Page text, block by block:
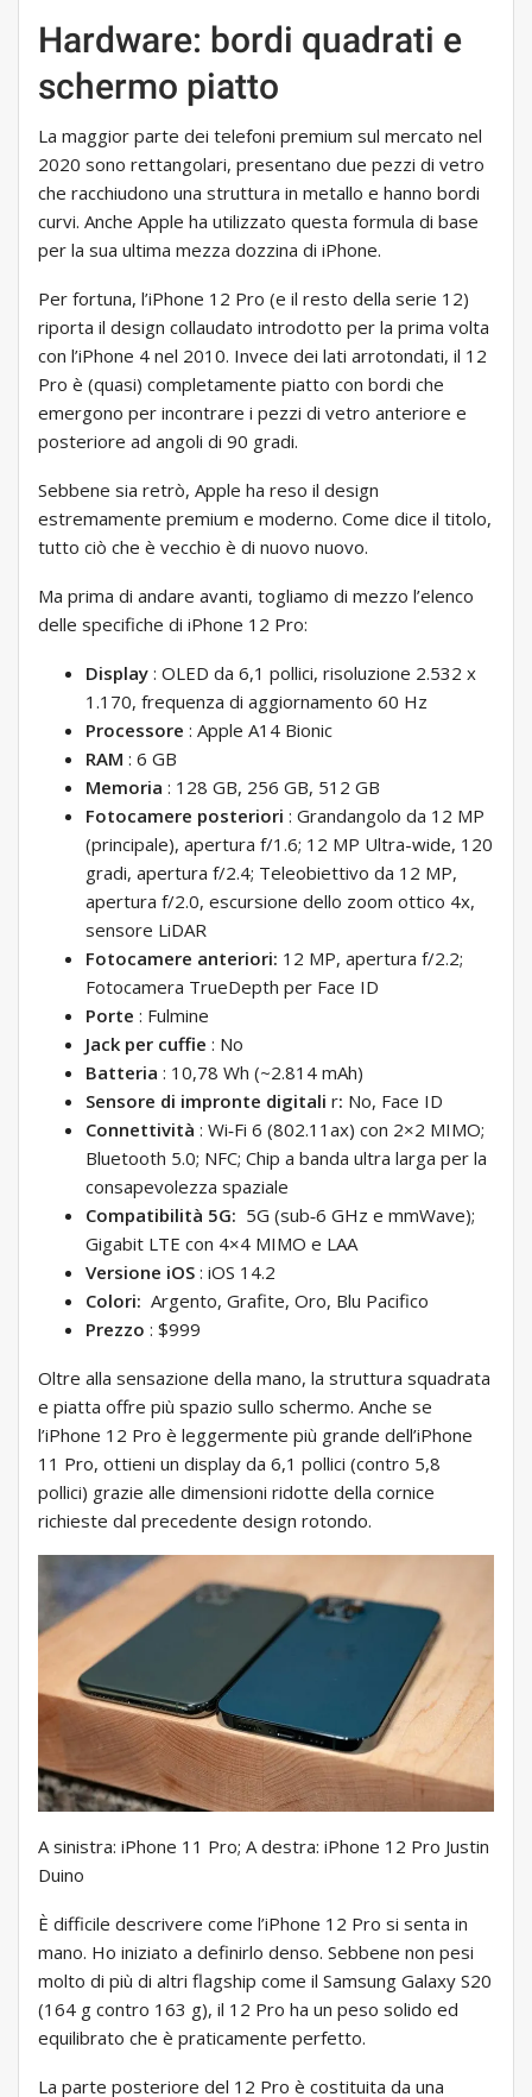
Hardware: bordi quadrati e
schermo piatto
La maggior parte dei telefoni premium sul mercato nel
2020 sono rettangolari, presentano due pezzi di vetro
che racchiudono una struttura in metallo e hanno bordi
curvi. Anche Apple ha utilizzato questa formula di base
per la sua ultima mezza dozzina di iPhone.
Per fortuna, l’iPhone 12 Pro (e il resto della serie 12)
riporta il design collaudato introdotto per la prima volta
con l’iPhone 4 nel 2010. Invece dei lati arrotondati, il 12
Pro è (quasi) completamente piatto con bordi che
emergono per incontrare i pezzi di vetro anteriore e
posteriore ad angoli di 90 gradi.
Sebbene sia retrò, Apple ha reso il design
estremamente premium e moderno. Come dice il titolo,
tutto ciò che è vecchio è di nuovo nuovo.
Ma prima di andare avanti, togliamo di mezzo l’elenco
delle specifiche di iPhone 12 Pro:
Display : OLED da 6,1 pollici, risoluzione 2.532 x
1.170, frequenza di aggiornamento 60 Hz
Processore : Apple A14 Bionic
RAM : 6 GB
Memoria : 128 GB, 256 GB, 512 GB
Fotocamere posteriori : Grandangolo da 12 MP
(principale), apertura f/1.6; 12 MP Ultra-wide, 120
gradi, apertura f/2.4; Teleobiettivo da 12 MP,
apertura f/2.0, escursione dello zoom ottico 4x,
sensore LiDAR
Fotocamere anteriori: 12 MP, apertura f/2.2;
Fotocamera TrueDepth per Face ID
Porte : Fulmine
Jack per cuffie : No
Batteria : 10,78 Wh (~2.814 mAh)
Sensore di impronte digitali r: No, Face ID
Connettività : Wi‑Fi 6 (802.11ax) con 2×2 MIMO;
Bluetooth 5.0; NFC; Chip a banda ultra larga per la
consapevolezza spaziale
Compatibilità 5G: 5G (sub‑6 GHz e mmWave);
Gigabit LTE con 4×4 MIMO e LAA
Versione iOS : iOS 14.2
Colori: Argento, Grafite, Oro, Blu Pacifico
Prezzo : $999
Oltre alla sensazione della mano, la struttura squadrata
e piatta offre più spazio sullo schermo. Anche se
l’iPhone 12 Pro è leggermente più grande dell’iPhone
11 Pro, ottieni un display da 6,1 pollici (contro 5,8
pollici) grazie alle dimensioni ridotte della cornice
richieste dal precedente design rotondo.
A sinistra: iPhone 11 Pro; A destra: iPhone 12 Pro Justin
Duino
È difficile descrivere come l’iPhone 12 Pro si senta in
mano. Ho iniziato a definirlo denso. Sebbene non pesi
molto di più di altri flagship come il Samsung Galaxy S20
(164 g contro 163 g), il 12 Pro ha un peso solido ed
equilibrato che è praticamente perfetto.
La parte posteriore del 12 Pro è costituita da una